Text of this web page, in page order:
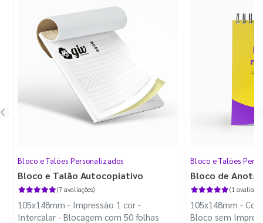
Bloco e Talões Personalizados
Bloco e Talão Autocopiativo
(7 avaliações)
105x148mm - Impressão 1 cor -
Intercalar - Blocagem com 50 folhas
Bloco e Talões
Bloco de
(1
105x148mm -
Bloco sem